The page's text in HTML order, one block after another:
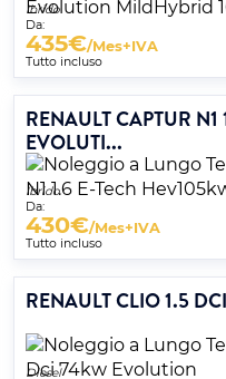
Ibrido
Da:
435€/Mes+IVA
Tutto incluso
RENAULT CAPTUR
EVOLUTI...
Ibrido
Da:
430€/Mes+IVA
Tutto incluso
RENAULT CLIO 1.5
Diesel